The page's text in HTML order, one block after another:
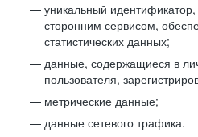
уникальный
сторонним сервисом,
статистических данных;
данные, содержащиеся в
пользователя,
метрические данные;
данные сетевого трафика.